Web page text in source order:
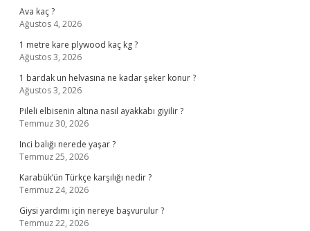
Ava kaç ?
Ağustos 4, 2026
1 metre kare plywood kaç kg ?
Ağustos 3, 2026
1 bardak un helvasına ne kadar şeker konur ?
Ağustos 3, 2026
Pileli elbisenin altına nasıl ayakkabı giyilir ?
Temmuz 30, 2026
Inci balığı nerede yaşar ?
Temmuz 25, 2026
Karabük’ün Türkçe karşılığı nedir ?
Temmuz 24, 2026
Giysi yardımı için nereye başvurulur ?
Temmuz 22, 2026